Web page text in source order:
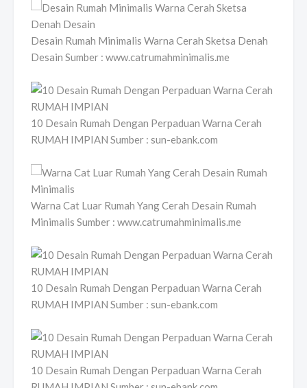
Desain Rumah Minimalis Warna Cerah Sketsa Denah
Desain Sumber : www.catrumahminimalis.me
10 Desain Rumah Dengan Perpaduan Warna Cerah
RUMAH IMPIAN Sumber : sun-ebank.com
Warna Cat Luar Rumah Yang Cerah Desain Rumah
Minimalis Sumber : www.catrumahminimalis.me
10 Desain Rumah Dengan Perpaduan Warna Cerah
RUMAH IMPIAN Sumber : sun-ebank.com
10 Desain Rumah Dengan Perpaduan Warna Cerah